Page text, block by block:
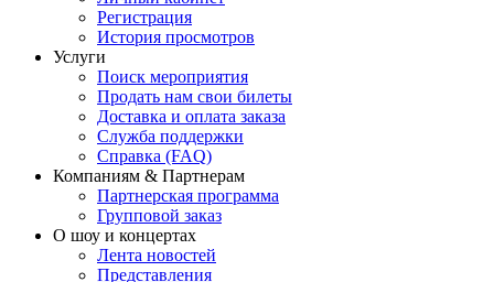
Регистрация
История просмотров
Услуги
Поиск мероприятия
Продать нам свои билеты
Доставка и оплата заказа
Служба поддержки
Справка (FAQ)
Компаниям & Партнерам
Партнерская программа
Групповой заказ
О шоу и концертах
Лента новостей
Представления